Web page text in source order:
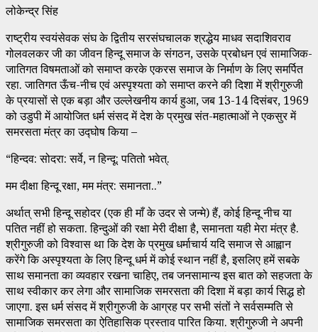
लोकेन्द्र सिंह
राष्ट्रीय स्वयंसेवक संघ के द्वितीय सरसंघचालक श्रद्धेय माधव सदाशिवराव
गोलवलकर जी का जीवन हिन्दू समाज के संगठन, उसके प्रबोधन एवं सामाजिक-
जातिगत विषमताओं को समाप्त करके एकरस समाज के निर्माण के लिए समर्पित
रहा. जातिगत ऊँच-नीच एवं अस्पृश्यता को समाप्त करने की दिशा में श्रीगुरुजी
के प्रयासों से एक बड़ा और उल्लेखनीय कार्य हुआ, जब 13-14 दिसंबर, 1969
को उडुपी में आयोजित धर्म संसद में देश के प्रमुख संत-महात्माओं ने एकसुर में
समरसता मंत्र का उद्घोष किया –
“हिन्दव: सोदरा: सर्वे, न हिन्दू: पतितो भवेत्.
मम दीक्षा हिन्दू रक्षा, मम मंत्र: समानता..”
अर्थात् सभी हिन्दू सहोदर (एक ही माँ के उदर से जन्मे) हैं, कोई हिन्दू नीच या
पतित नहीं हो सकता. हिन्दुओं की रक्षा मेरी दीक्षा है, समानता यही मेरा मंत्र है.
श्रीगुरुजी को विश्वास था कि देश के प्रमुख धर्माचार्य यदि समाज से आह्वान
करेंगे कि अस्पृश्यता के लिए हिन्दू धर्म में कोई स्थान नहीं है, इसलिए हमें सबके
साथ समानता का व्यवहार रखना चाहिए, तब जनसामान्य इस बात को सहजता के
साथ स्वीकार कर लेगा और सामाजिक समरसता की दिशा में बड़ा कार्य सिद्ध हो
जाएगा. इस धर्म संसद में श्रीगुरुजी के आग्रह पर सभी संतों ने सर्वसम्मति से
सामाजिक समरसता का ऐतिहासिक प्रस्ताव पारित किया. श्रीगुरुजी ने अपनी